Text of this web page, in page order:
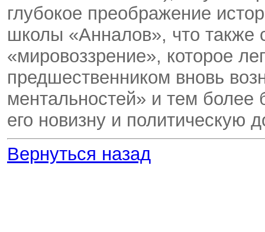
глубокое преображение
школы «Анналов», что также
«мировоззрение», которое
предшественником вновь
ментальностей» и тем более
его новизну и политическую
Вернуться назад